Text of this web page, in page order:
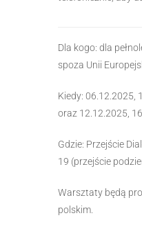
Dla kogo: dla
spoza Unii
Kiedy: 06.12.2025,
oraz 12.12.2025,
Gdzie: Przejście
19 (przejście
Warsztaty będą
polskim.